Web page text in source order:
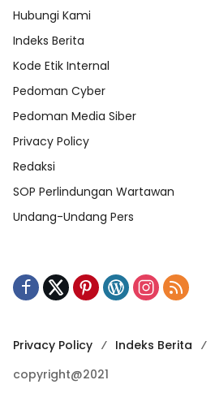
Hubungi Kami
Indeks Berita
Kode Etik Internal
Pedoman Cyber
Pedoman Media Siber
Privacy Policy
Redaksi
SOP Perlindungan Wartawan
Undang-Undang Pers
Privacy Policy Indeks Berita
copyright@2021